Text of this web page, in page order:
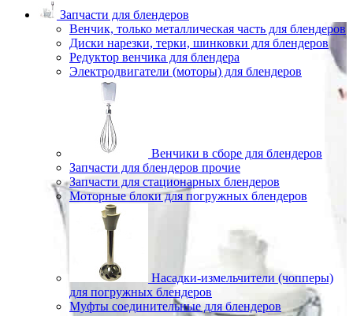
Запчасти для блендеров
Венчик, только металлическая часть для блендеров
Диски нарезки, терки, шинковки для блендеров
Редуктор венчика для блендера
Электродвигатели (моторы) для блендеров
Венчики в сборе для блендеров
Запчасти для блендеров прочие
Запчасти для стационарных блендеров
Моторные блоки для погружных блендеров
Насадки-измельчители (чопперы)
для погружных блендеров
Муфты соединительные для блендеров